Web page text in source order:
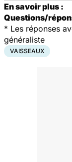
En savoir plus :
Questions/
* Les réponses
généraliste
VAISSEAUX